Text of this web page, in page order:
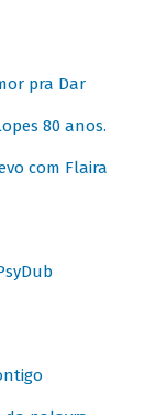
pra Dar
80 anos.
com Flaira